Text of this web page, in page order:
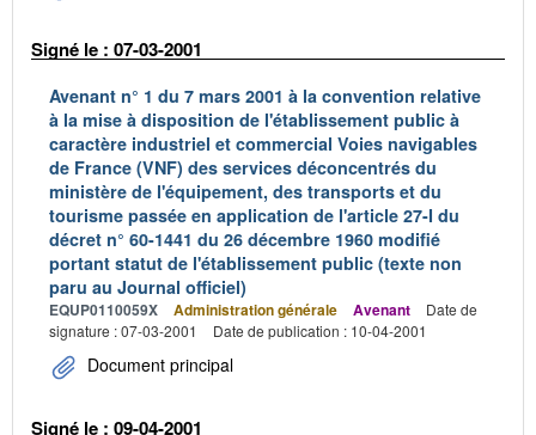
Signé le : 07-03-2001
Avenant n° 1 du 7 mars 2001 à la convention relative
à la mise à disposition de l'établissement public à
caractère industriel et commercial Voies navigables
de France (VNF) des services déconcentrés du
ministère de l'équipement, des transports et du
tourisme passée en application de l'article 27-I du
décret n° 60-1441 du 26 décembre 1960 modifié
portant statut de l'établissement public (texte non
paru au Journal officiel)
EQUP0110059X Administration générale Avenant
Date de
signature : 07-03-2001
Date de publication : 10-04-2001
Document principal
Signé le : 09-04-2001